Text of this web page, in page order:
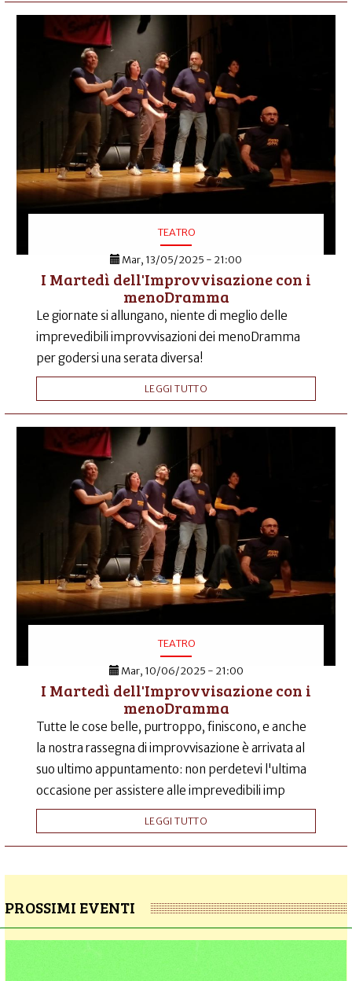
TEATRO
Mar, 13/05/2025 - 21:00
I Martedì dell'Improvvisazione con i
menoDramma
Le giornate si allungano, niente di meglio delle
imprevedibili improvvisazioni dei menoDramma
per godersi una serata diversa!
LEGGI TUTTO
TEATRO
Mar, 10/06/2025 - 21:00
I Martedì dell'Improvvisazione con i
menoDramma
Tutte le cose belle, purtroppo, finiscono, e anche
la nostra rassegna di improvvisazione è arrivata al
suo ultimo appuntamento: non perdetevi l'ultima
occasione per assistere alle imprevedibili imp
LEGGI TUTTO
PROSSIMI EVENTI